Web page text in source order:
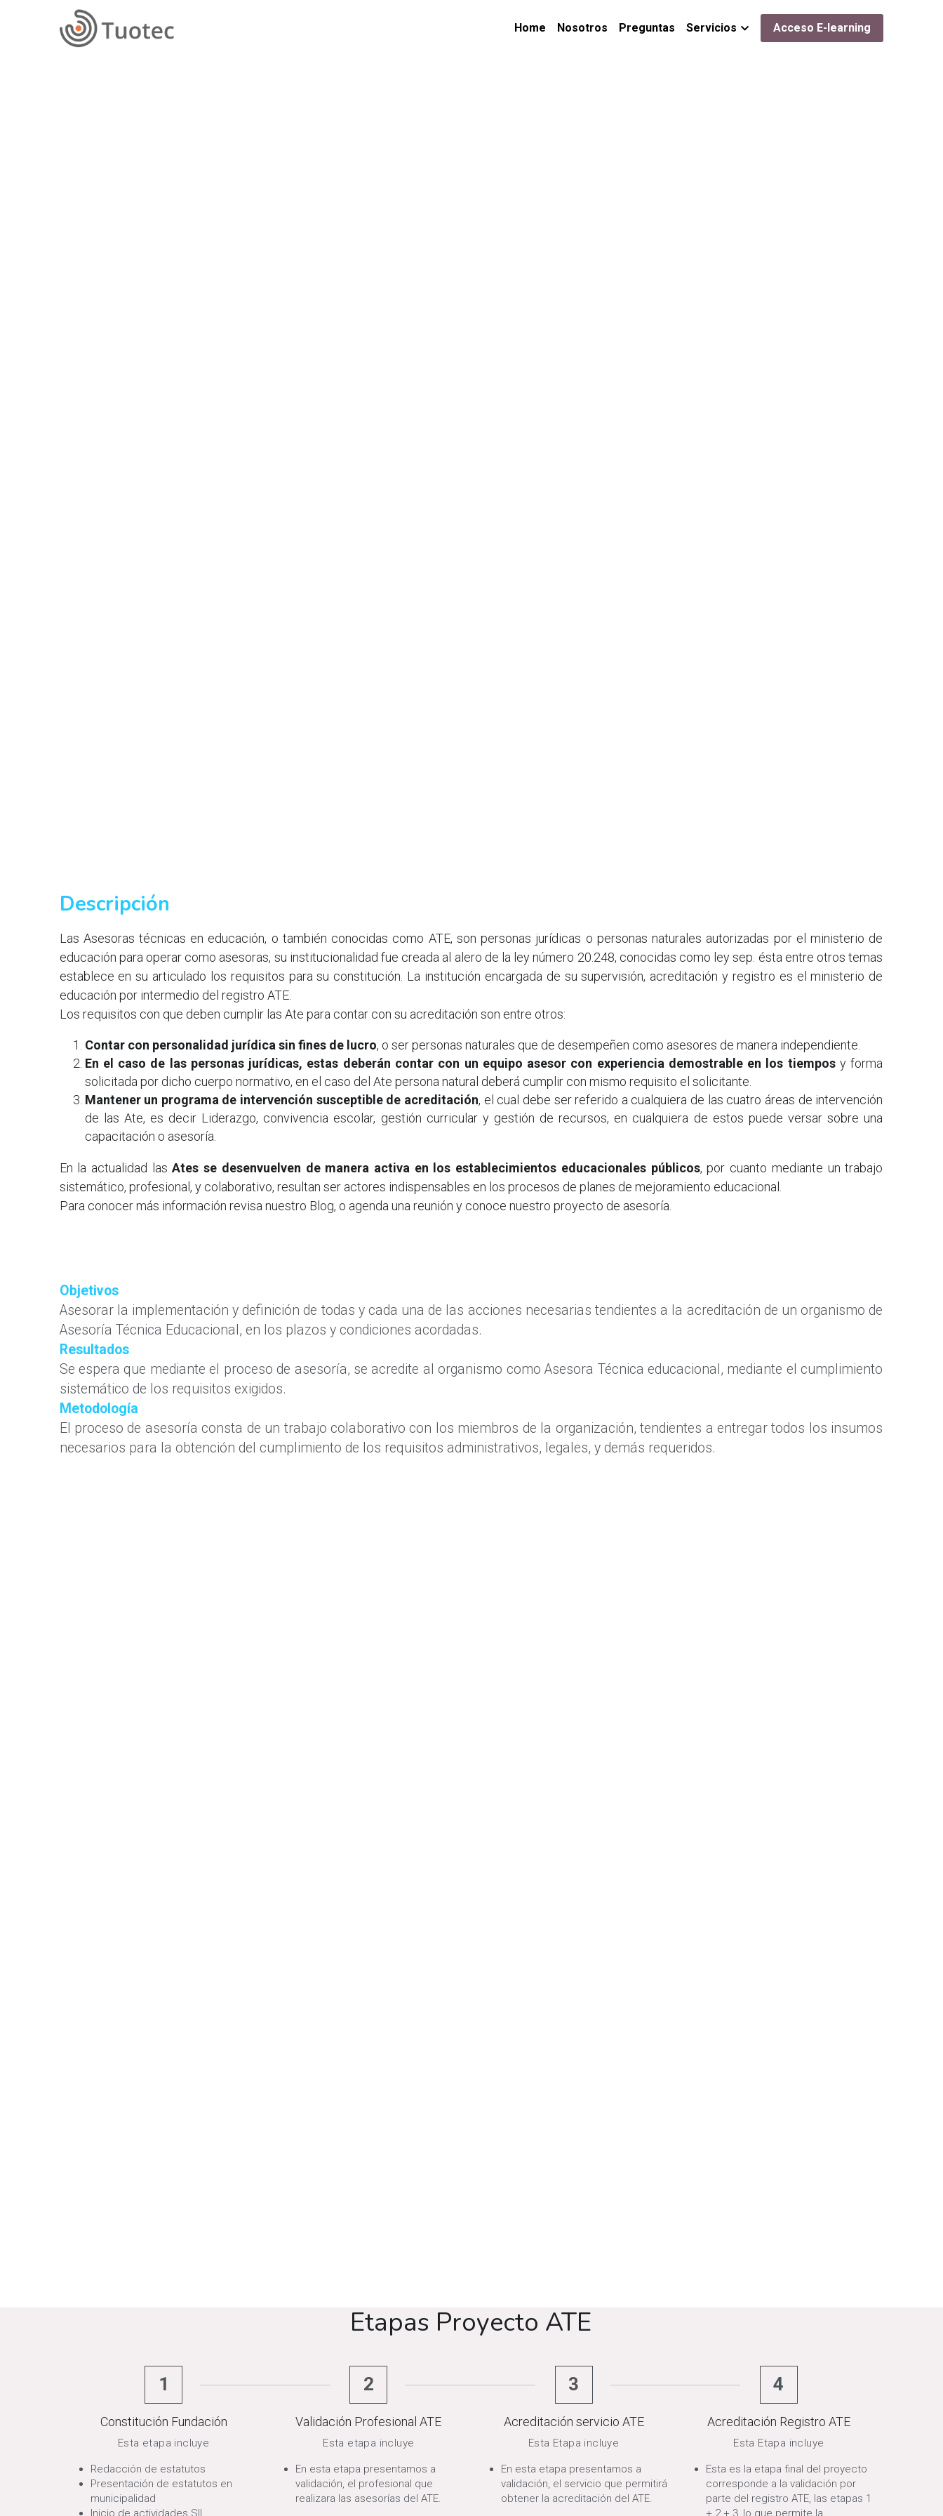
Home Nosotros Preguntas Servicios Acceso E-learning
Descripción
Las Asesoras técnicas en educación, o también conocidas como ATE, son personas jurídicas o personas naturales autorizadas por el ministerio de
educación para operar como asesoras, su institucionalidad fue creada al alero de la ley número 20.248, conocidas como ley sep. ésta entre otros temas
establece en su articulado los requisitos para su constitución. La institución encargada de su supervisión, acreditación y registro es el ministerio de
educación por intermedio del registro ATE.
Los requisitos con que deben cumplir las Ate para contar con su acreditación son entre otros:
Contar con personalidad jurídica sin fines de lucro, o ser personas naturales que de desempeñen como asesores de manera independiente.
En el caso de las personas jurídicas, estas deberán contar con un equipo asesor con experiencia demostrable en los tiempos y forma
solicitada por dicho cuerpo normativo, en el caso del Ate persona natural deberá cumplir con mismo requisito el solicitante.
Mantener un programa de intervención susceptible de acreditación, el cual debe ser referido a cualquiera de las cuatro áreas de intervención
de las Ate, es decir Liderazgo, convivencia escolar, gestión curricular y gestión de recursos, en cualquiera de estos puede versar sobre una
capacitación o asesoría.
En la actualidad las Ates se desenvuelven de manera activa en los establecimientos educacionales públicos, por cuanto mediante un trabajo
sistemático, profesional, y colaborativo, resultan ser actores indispensables en los procesos de planes de mejoramiento educacional.
Para conocer más información revisa nuestro Blog, o agenda una reunión y conoce nuestro proyecto de asesoría.
Objetivos
Asesorar la implementación y definición de todas y cada una de las acciones necesarias tendientes a la acreditación de un organismo de
Asesoría Técnica Educacional, en los plazos y condiciones acordadas.
Resultados
Se espera que mediante el proceso de asesoría, se acredite al organismo como Asesora Técnica educacional, mediante el cumplimiento
sistemático de los requisitos exigidos.
Metodología
El proceso de asesoría consta de un trabajo colaborativo con los miembros de la organización, tendientes a entregar todos los insumos
necesarios para la obtención del cumplimiento de los requisitos administrativos, legales, y demás requeridos.
Etapas Proyecto ATE
1
Constitución Fundación
Esta etapa incluye
Redacción de estatutos
Presentación de estatutos en
municipalidad
Inicio de actividades SII
2
Validación Profesional ATE
Esta etapa incluye
En esta etapa presentamos a
validación, el profesional que
realizara las asesorías del ATE.
3
Acreditación servicio ATE
Esta Etapa incluye
En esta etapa presentamos a
validación, el servicio que permitirá
obtener la acreditación del ATE.
4
Acreditación Registro ATE
Esta Etapa incluye
Esta es la etapa final del proyecto
corresponde a la validación por
parte del registro ATE, las etapas 1
+ 2 + 3, lo que permite la